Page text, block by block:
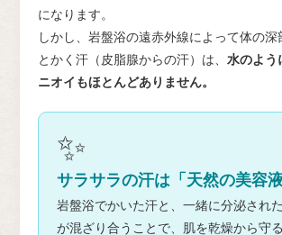
になります。
しかし、岩盤浴の遠赤外線によって体の深
とかく汗（皮脂腺からの汗）は、 水のよう
ニオイもほとんどありません。
✨
サラサラの汗は「天然の美容液
岩盤浴でかいた汗と、一緒に分泌され
が混ざり合うことで、肌を乾燥から守